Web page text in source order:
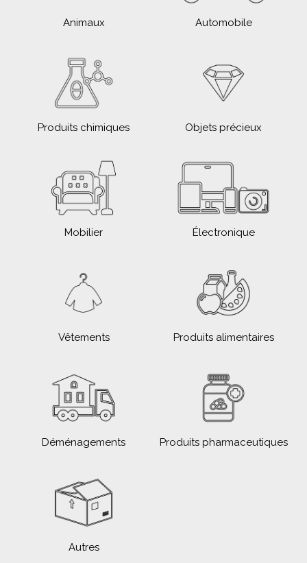
Animaux Automobile
Produits chimiques Objets précieux
Mobilier Électronique
Vêtements Produits alimentaires
Déménagements Produits pharmaceutiques
Autres